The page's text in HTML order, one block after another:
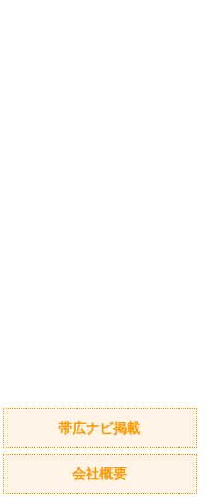
帯広ナビ掲載
会社概要